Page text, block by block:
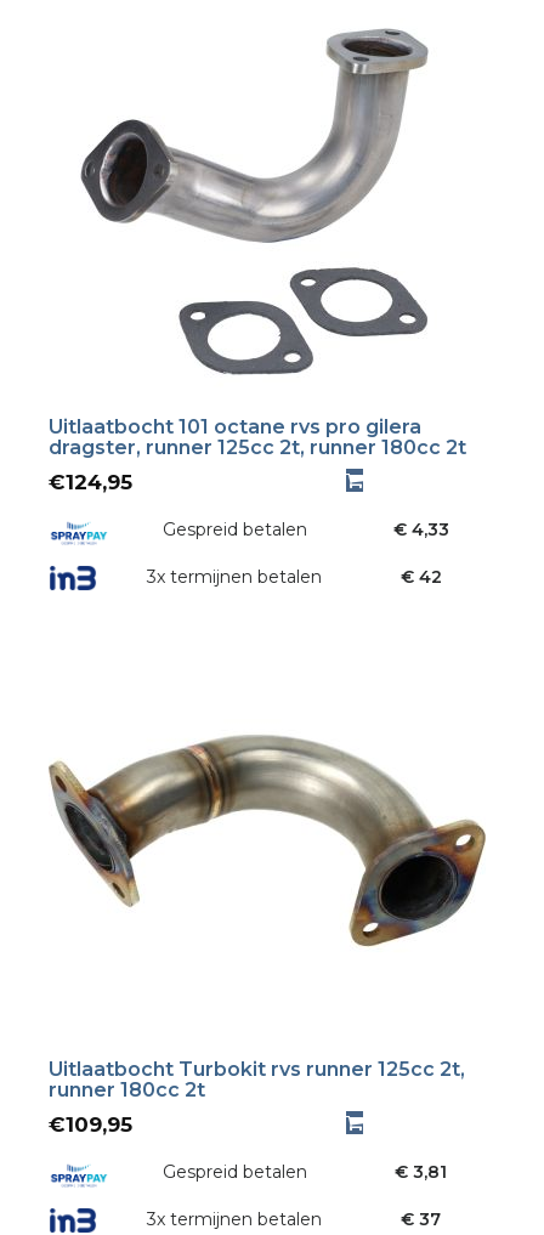
Uitlaatbocht 101 octane rvs pro gilera
dragster, runner 125cc 2t, runner 180cc 2t
€124,95
Gespreid betalen € 4,33
3x termijnen betalen € 42
Uitlaatbocht Turbokit rvs runner 125cc 2t,
runner 180cc 2t
€109,95
Gespreid betalen € 3,81
3x termijnen betalen € 37